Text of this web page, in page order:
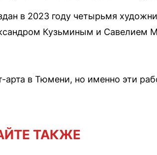
в 2023 году четырьмя
Кузьминым и Савелием
в Тюмени, но именно эти
ТАКЖЕ